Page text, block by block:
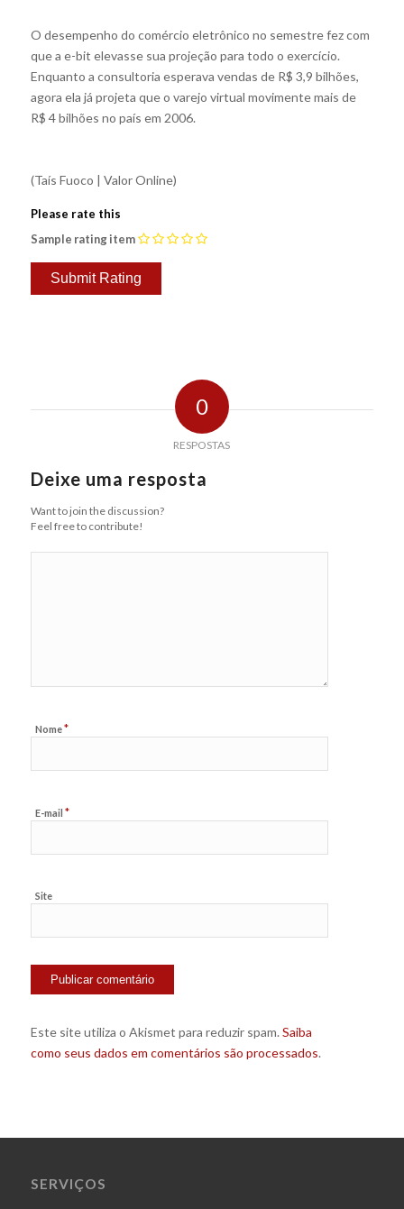
O desempenho do comércio eletrônico no semestre fez com
que a e-bit elevasse sua projeção para todo o exercício.
Enquanto a consultoria esperava vendas de R$ 3,9 bilhões,
agora ela já projeta que o varejo virtual movimente mais de
R$ 4 bilhões no país em 2006.
(Taís Fuoco | Valor Online)
Please rate this
Sample rating item
0
RESPOSTAS
Deixe uma resposta
Want to join the discussion?
Feel free to contribute!
Nome*
E-mail *
Site
Este site utiliza o Akismet para reduzir spam. Saiba
como seus dados em comentários são processados.
SERVIÇOS